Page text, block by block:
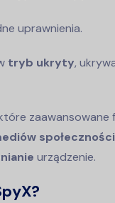
uprawnienia.
tryb ukryty,
zaawansowane
urządzenie.